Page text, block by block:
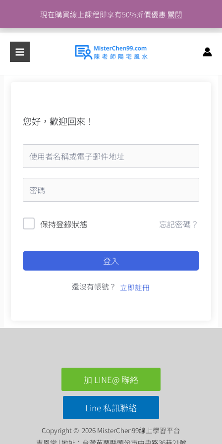
現在購買線上課程即享有50%折價優惠 關閉
主
容
您好，歡迎回來！
保持登錄狀態 忘記密碼？
登入
還沒有帳號？ 立即註冊
加 LINE@ 聯絡
Line 私訊聯絡
Copyright © 2026 MisterChen99線上學習平台